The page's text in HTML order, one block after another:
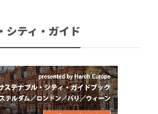
シティ・ガイド